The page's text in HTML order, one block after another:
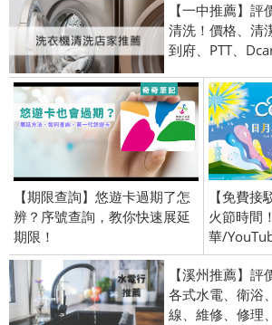
【一中推薦】
清洗！價格、清
到府、PTT、
【期限查詢】悠遊卡過期了怎
辨？序號查詢，教你快速展延
期限！
【免費
火節時間
華/
【溪州推薦】評
各式水電、衛浴
線、維修、修理